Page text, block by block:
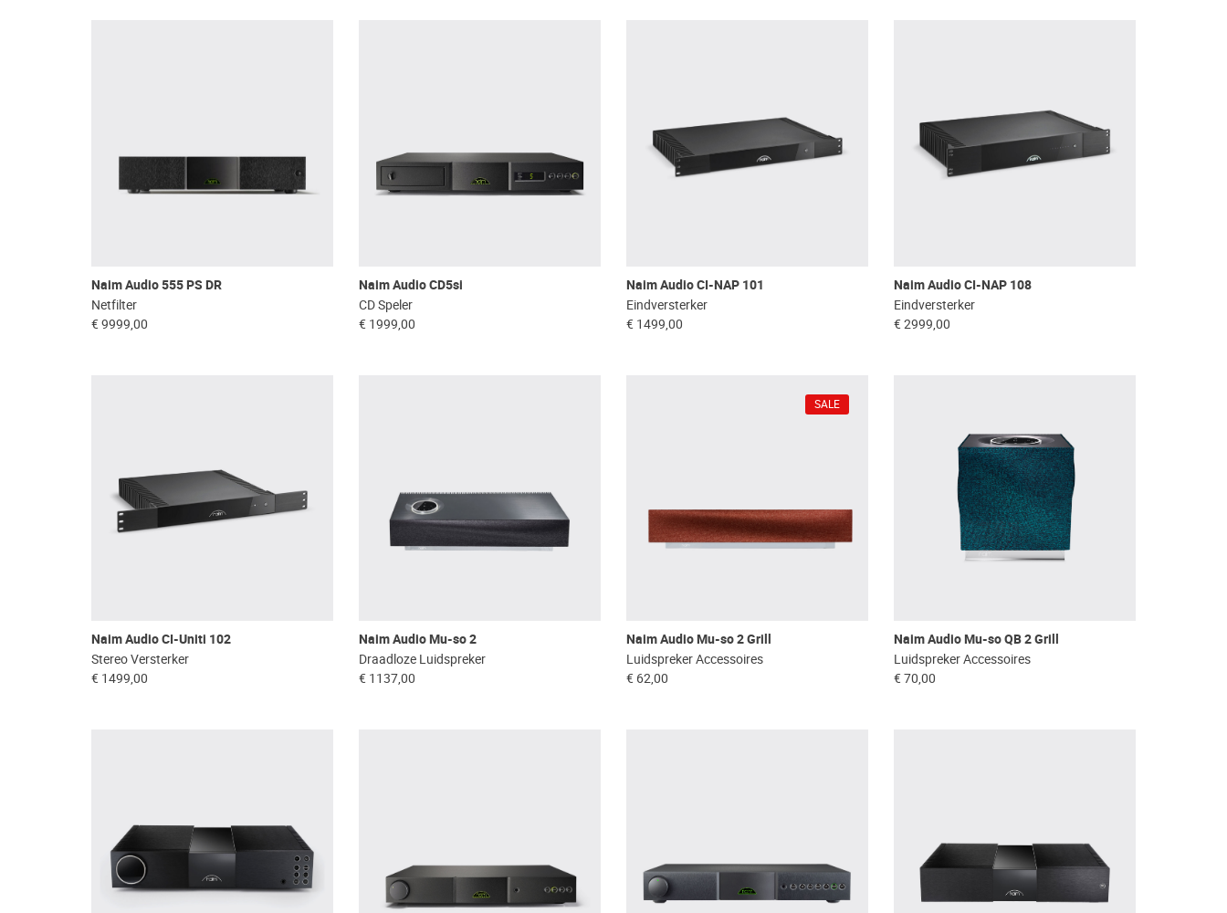
Naim Audio 555 PS DR
Netfilter
€ 9999,00
Naim Audio CD5si
CD Speler
€ 1999,00
Naim Audio CI-NAP 101
Eindversterker
€ 1499,00
Naim Audio CI-NAP 108
Eindversterker
€ 2999,00
Naim Audio CI-Uniti 102
Stereo Versterker
€ 1499,00
Naim Audio Mu-so 2
Draadloze Luidspreker
€ 1137,00
Naim Audio Mu-so 2 Grill
Luidspreker Accessoires
€ 62,00
SALE
Naim Audio Mu-so QB 2 Grill
Luidspreker Accessoires
€ 70,00